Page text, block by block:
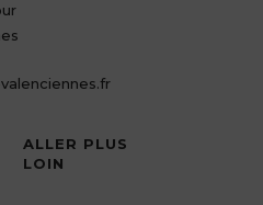
ALLER PLUS
LOIN